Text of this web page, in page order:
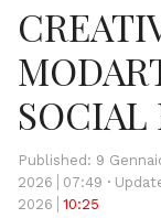
Published: 9
2026
07:49
2026
10:25